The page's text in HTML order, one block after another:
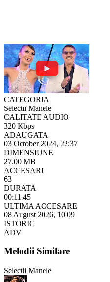
CATEGORIA
Selectii Manele
CALITATE AUDIO
320 Kbps
ADAUGATA
03 October 2024, 22:37
DIMENSIUNE
27.00 MB
ACCESARI
63
DURATA
00:11:45
ULTIMA ACCESARE
08 August 2026, 10:09
ISTORIC
ADV
Melodii Similare
Selectii Manele